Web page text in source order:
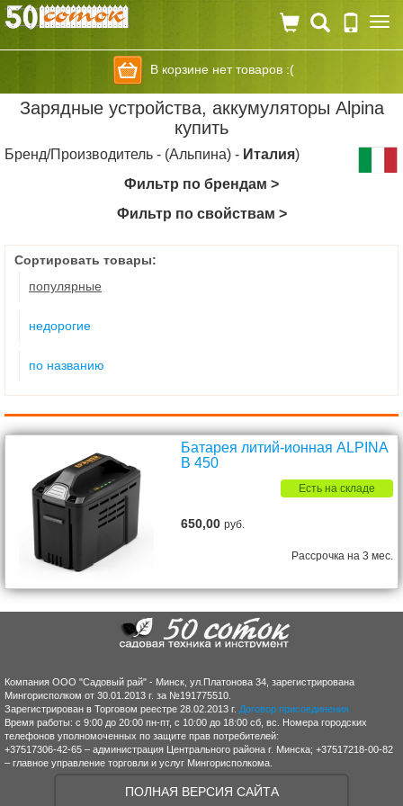
В корзине нет товаров :(
Зарядные устройства, аккумуляторы Alpina
купить
Бренд/Производитель - (Альпина) - Италия)
Фильтр по брендам >
Фильтр по свойствам >
Сортировать товары:
популярные
недорогие
по названию
Батарея литий-ионная ALPINA
B 450
Есть на складе
650,00руб.
Рассрочка на 3 мес.
Компания ООО "Садовый рай" - Минск, ул.Платонова 34, зарегистрирована
Мингорисполком от 30.01.2013 г. за №191775510.
Зарегистрирован в Торговом реестре 28.02.2013 г. Договор присоединения
Время работы: с 9:00 до 20:00 пн-пт, с 10:00 до 18:00 сб, вс. Номера городских
телефонов уполномоченных по защите прав потребителей:
+37517306-42-65 – администрация Центрального района г. Минска; +37517218-00-82
– главное управление торговли и услуг Мингорисполкома.
ПОЛНАЯ ВЕРСИЯ САЙТА